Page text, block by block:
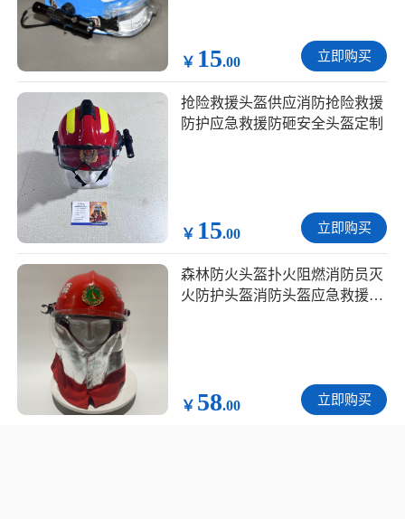
￥ 15.00 立即购买
抢险救援头盔供应消防抢险救援
防护应急救援防砸安全头盔定制
￥ 15.00 立即购买
森林防火头盔扑火阻燃消防员灭
火防护头盔消防头盔应急救援定
￥ 58.00 立即购买